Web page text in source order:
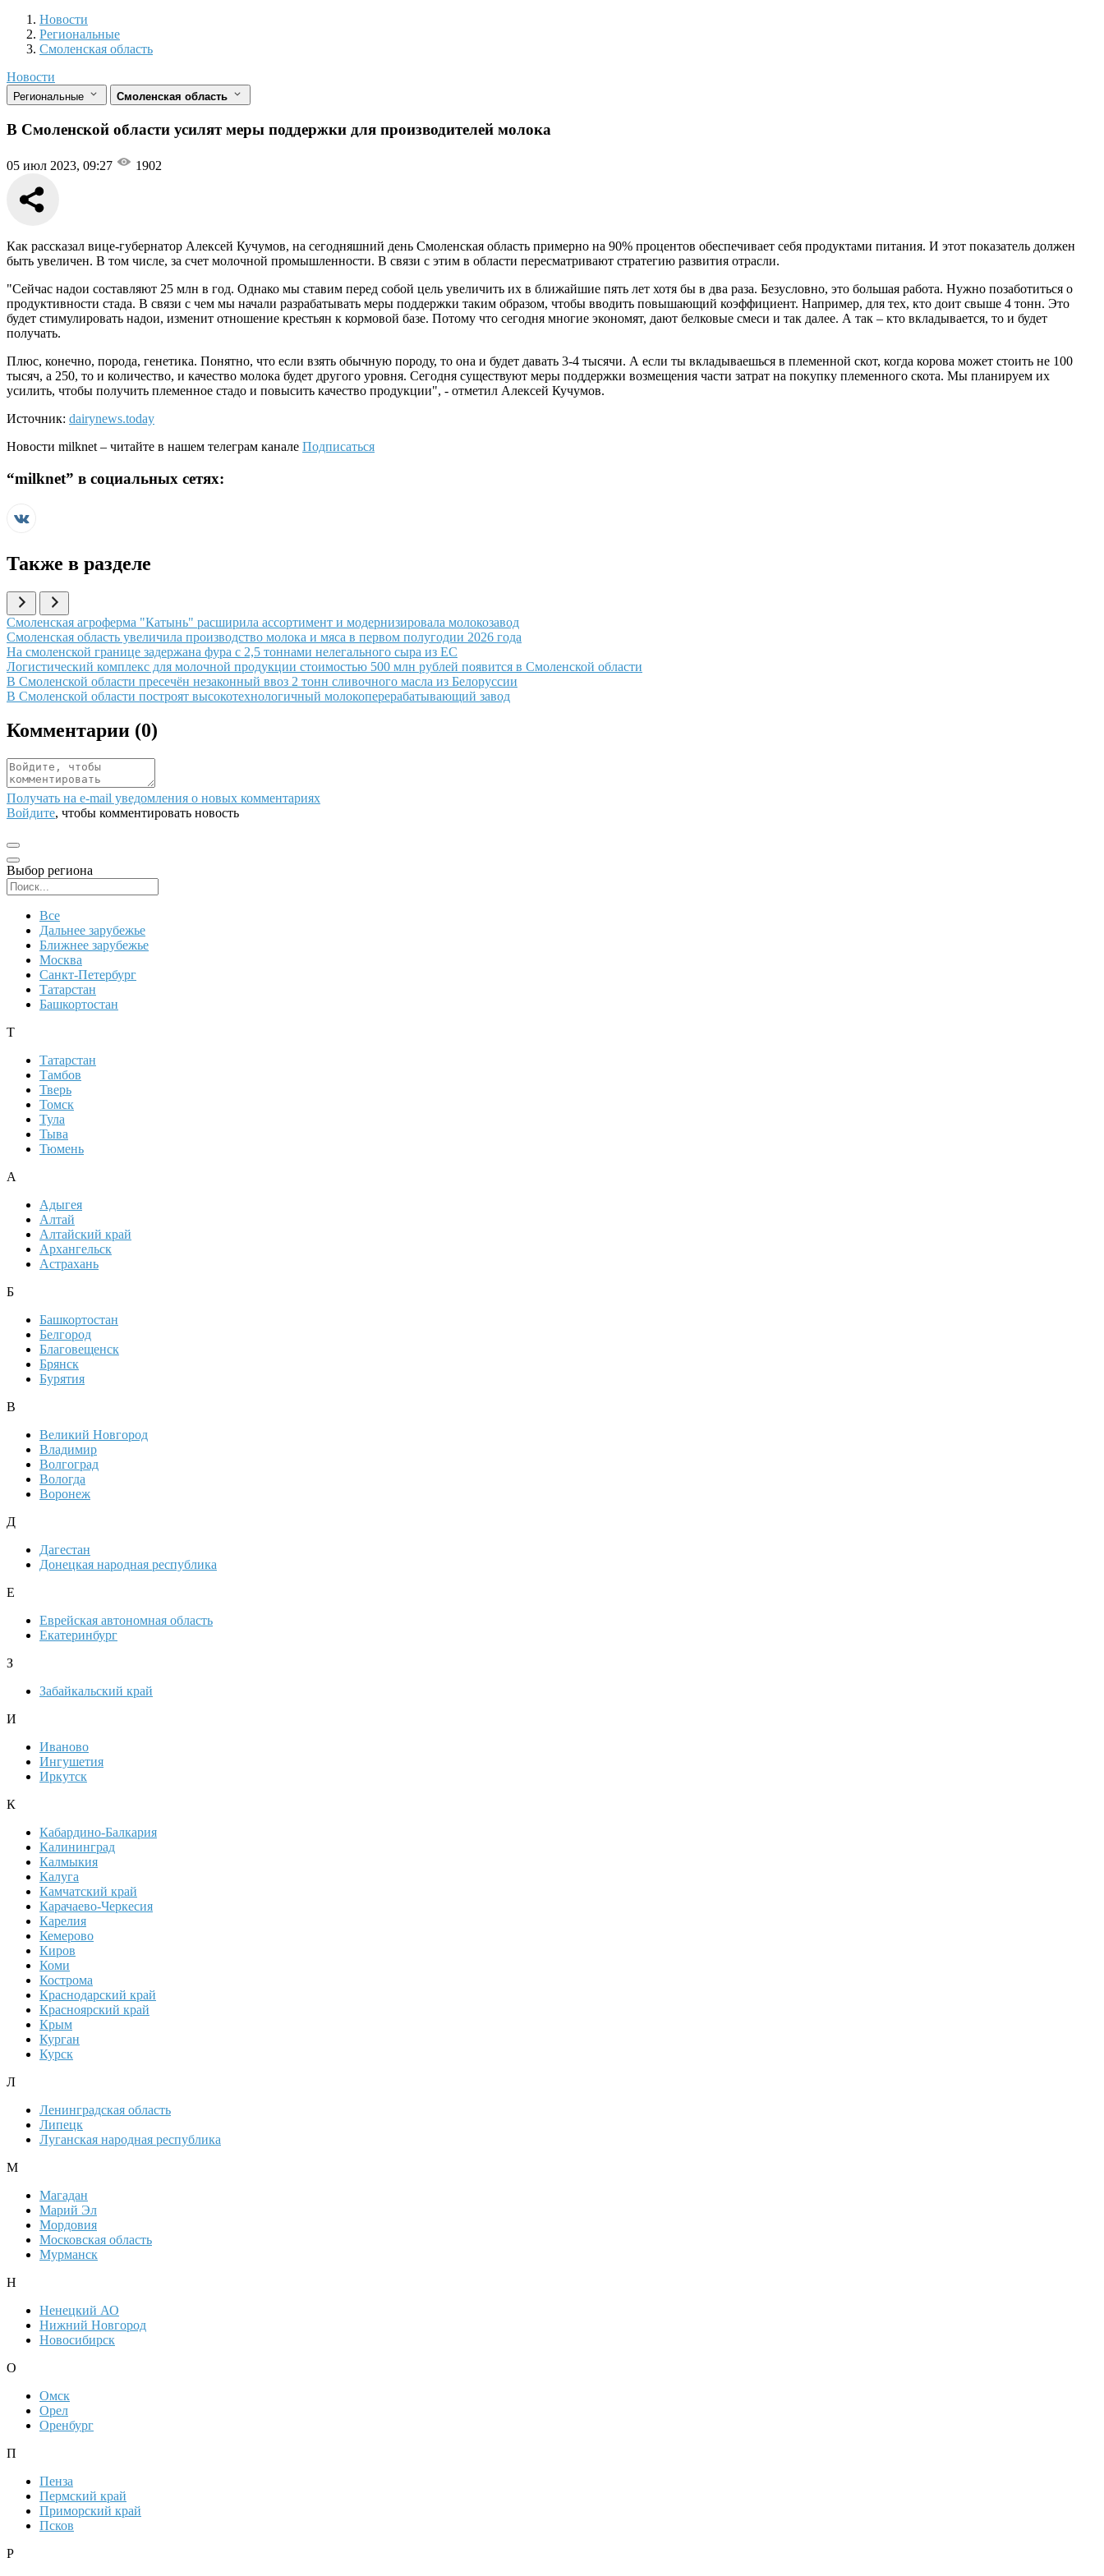
Новости
Разделы
Новости
Региональные
Смоленская область
Новости
Региональные Смоленская область
В Смоленской области усилят меры поддержки для производителей молока
05 июл 2023, 09:27 1902
Как рассказал вице-губернатор Алексей Кучумов, на сегодняшний день Смоленская область примерно на 90% процентов обеспечивает себя продуктами питания. И этот показатель должен
быть увеличен. В том числе, за счет молочной промышленности. В связи с этим в области пересматривают стратегию развития отрасли.
"Сейчас надои составляют 25 млн в год. Однако мы ставим перед собой цель увеличить их в ближайшие пять лет хотя бы в два раза. Безусловно, это большая работа. Нужно позаботиться о
продуктивности стада. В связи с чем мы начали разрабатывать меры поддержки таким образом, чтобы вводить повышающий коэффициент. Например, для тех, кто доит свыше 4 тонн. Это
будет стимулировать надои, изменит отношение крестьян к кормовой базе. Потому что сегодня многие экономят, дают белковые смеси и так далее. А так – кто вкладывается, то и будет
получать.
Плюс, конечно, порода, генетика. Понятно, что если взять обычную породу, то она и будет давать 3-4 тысячи. А если ты вкладываешься в племенной скот, когда корова может стоить не 100
тысяч, а 250, то и количество, и качество молока будет другого уровня. Сегодня существуют меры поддержки возмещения части затрат на покупку племенного скота. Мы планируем их
усилить, чтобы получить племенное стадо и повысить качество продукции", - отметил Алексей Кучумов.
Источник: dairynews.today
Новости milknet – читайте в нашем телеграм канале Подписаться
“milknet” в социальных сетях:
Также в разделе
Иллюстрация новости
Смоленская агроферма "Катынь" расширила ассортимент и модернизировала молокозавод
Иллюстрация новости
Смоленская область увеличила производство молока и мяса в первом полугодии 2026 года
Иллюстрация новости
На смоленской границе задержана фура с 2,5 тоннами нелегального сыра из ЕС
Иллюстрация новости
Логистический комплекс для молочной продукции стоимостью 500 млн рублей появится в Смоленской области
Иллюстрация новости
В Смоленской области пресечён незаконный ввоз 2 тонн сливочного масла из Белоруссии
Иллюстрация новости
В Смоленской области построят высокотехнологичный молокоперерабатывающий завод
Комментарии (0)
Получать на e‑mail уведомления о новых комментариях
Войдите, чтобы комментировать новость
Выбор региона
Все
Дальнее зарубежье
Ближнее зарубежье
Москва
Санкт-Петербург
Татарстан
Башкортостан
Т
Татарстан
Тамбов
Тверь
Томск
Тула
Тыва
Тюмень
А
Адыгея
Алтай
Алтайский край
Архангельск
Астрахань
Б
Башкортостан
Белгород
Благовещенск
Брянск
Бурятия
В
Великий Новгород
Владимир
Волгоград
Вологда
Воронеж
Д
Дагестан
Донецкая народная республика
Е
Еврейская автономная область
Екатеринбург
З
Забайкальский край
И
Иваново
Ингушетия
Иркутск
К
Кабардино-Балкария
Калининград
Калмыкия
Калуга
Камчатский край
Карачаево-Черкесия
Карелия
Кемерово
Киров
Коми
Кострома
Краснодарский край
Красноярский край
Крым
Курган
Курск
Л
Ленинградская область
Липецк
Луганская народная республика
М
Магадан
Марий Эл
Мордовия
Московская область
Мурманск
Н
Ненецкий АО
Нижний Новгород
Новосибирск
О
Омск
Орел
Оренбург
П
Пенза
Пермский край
Приморский край
Псков
Р